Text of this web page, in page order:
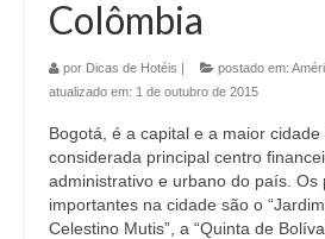
Colômbia
por Dicas de Hotéis | postado em:
atualizado em: 1 de outubro de 2015
Bogotá, é a capital e a maior
considerada principal centro
administrativo e urbano do país. Os
importantes na cidade são o
Celestino Mutis”, a “Quinta de